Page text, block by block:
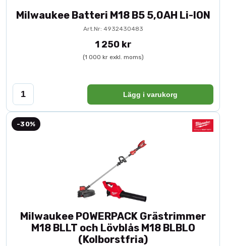
Milwaukee Batteri M18 B5 5,0AH Li-ION
Art.Nr: 4932430483
1 250 kr
(1 000 kr exkl. moms)
Lägg i varukorg
-30%
Milwaukee POWERPACK Grästrimmer
M18 BLLT och Lövblås M18 BLBLO
(Kolborstfria)